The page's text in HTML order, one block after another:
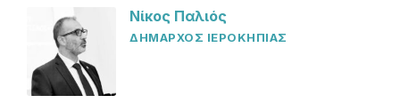
Νίκος Παλιός
ΔΗΜΑΡΧΟΣ ΙΕΡΟΚΗΠΙΑΣ